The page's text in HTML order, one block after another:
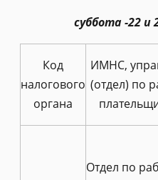
суббота -22 и
Код
налогового
органа
ИМНС,
(отдел) по
Отдел по